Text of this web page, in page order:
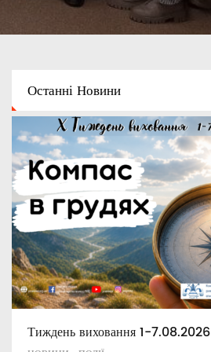
ОстанніНовини
Тиждень виховання 1-7.08.2026
Освітній капелан
Апостольські повчання